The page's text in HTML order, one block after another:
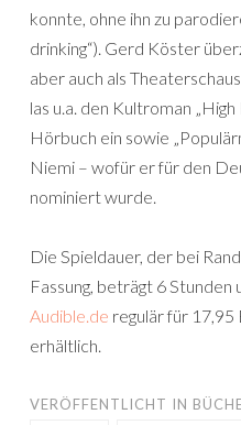
konnte, ohne ihn zu
drinking“). Gerd Köster
aber auch als
las u.a. den Kultroman
Hörbuch ein sowie
Niemi – wofür er für den
nominiert wurde.
Die Spieldauer, der bei
Fassung, beträgt 6
Audible.de regulär für 17,95
erhältlich.
VERÖFFENTLICHT IN